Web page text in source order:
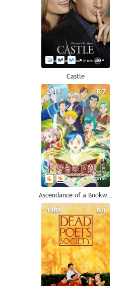
Castle
8.7
2019
Ascendance of a Bookworm
8.4
1989